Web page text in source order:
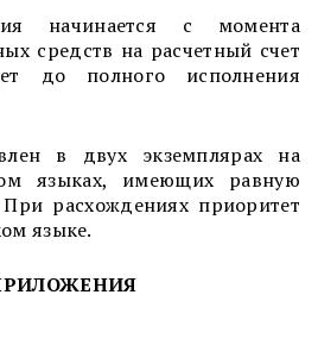
начинается с момента
средств на расчетный счет
до полного исполнения
в двух экземплярах на
языках, имеющих равную
расхождениях приоритет
языке.